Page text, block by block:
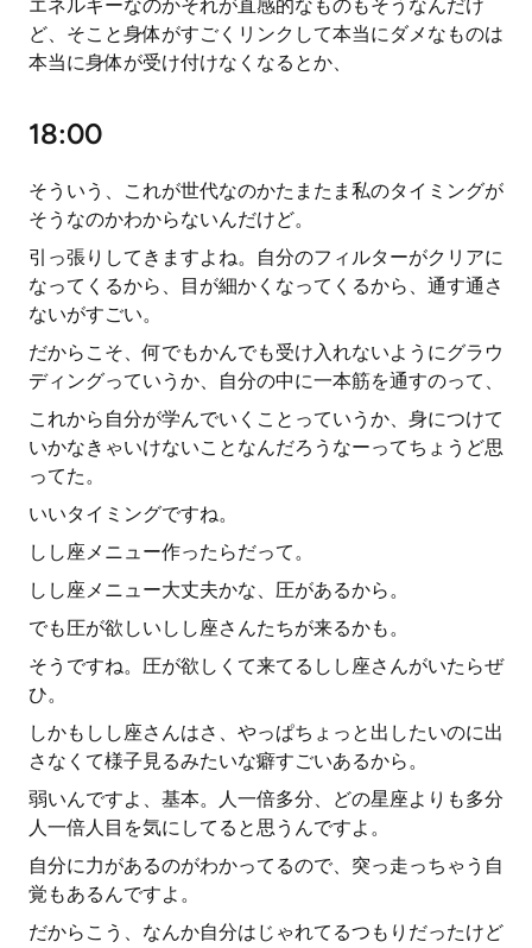
エネルギーなのかそれが直感的なものもそうなんだけ
ど、そこと身体がすごくリンクして本当にダメなものは
本当に身体が受け付けなくなるとか、
18:00
そういう、これが世代なのかたまたま私のタイミングが
そうなのかわからないんだけど。
引っ張りしてきますよね。自分のフィルターがクリアに
なってくるから、目が細かくなってくるから、通す通さ
ないがすごい。
だからこそ、何でもかんでも受け入れないようにグラウ
ディングっていうか、自分の中に一本筋を通すのって、
これから自分が学んでいくことっていうか、身につけて
いかなきゃいけないことなんだろうなーってちょうど思
ってた。
いいタイミングですね。
しし座メニュー作ったらだって。
しし座メニュー大丈夫かな、圧があるから。
でも圧が欲しいしし座さんたちが来るかも。
そうですね。圧が欲しくて来てるしし座さんがいたらぜ
ひ。
しかもしし座さんはさ、やっぱちょっと出したいのに出
さなくて様子見るみたいな癖すごいあるから。
弱いんですよ、基本。人一倍多分、どの星座よりも多分
人一倍人目を気にしてると思うんですよ。
自分に力があるのがわかってるので、突っ走っちゃう自
覚もあるんですよ。
だからこう、なんか自分はじゃれてるつもりだったけど